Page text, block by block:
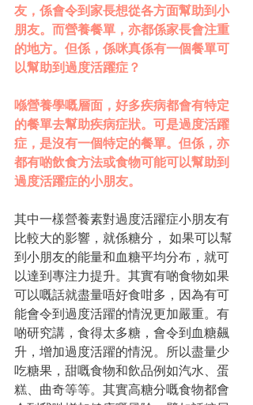
友，係會令到家長想從各⽅⾯幫助到⼩
朋友。⽽營養餐單，亦都係家長會注重
的地⽅。但係，係咪真係有⼀個餐單可
以幫助到過度活躍症？
喺營養學嘅層⾯，好多疾病都會有特定
的餐單去幫助疾病症狀。可是過度活躍
症，是沒有⼀個特定的餐單。但係，亦
都有啲飲食⽅法或食物可能可以幫助到
過度活躍症的⼩朋友。
其中⼀樣營養素對過度活躍症⼩朋友有
比較⼤的影響，就係糖分， 如果可以幫
到⼩朋友的能量和⾎糖平均分布，就可
以達到專注⼒提升。其實有啲食物如果
可以嘅話就盡量唔好食咁多，因為有可
能會令到過度活躍的情況更加嚴重。有
啲研究講，食得太多糖，會令到⾎糖飆
升，增加過度活躍的情況。所以盡量少
吃糖果，甜嘅食物和飲品例如汽⽔、蛋
糕、曲奇等等。其實⾼糖分嘅食物都會